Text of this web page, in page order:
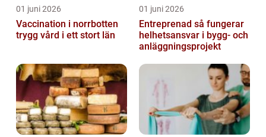
01 juni 2026
Vaccination i norrbotten
trygg vård i ett stort län
01 juni 2026
Entreprenad så fungerar
helhetsansvar i bygg- och
anläggningsprojekt